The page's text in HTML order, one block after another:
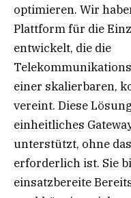
optimieren. Wir
Plattform für die
entwickelt, die die
einer skalierbaren,
vereint. Diese
einheitliches
unterstützt, ohne
erforderlich ist. Sie
einsatzbereite